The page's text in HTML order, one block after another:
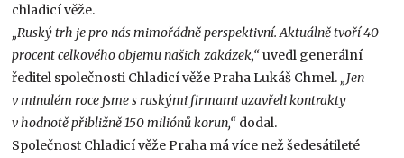
chladicí věže.
„Ruský trh je pro nás mimořádně perspektivní. Aktuálně tvoří 40
procent celkového objemu našich zakázek,“uvedl generální
ředitel společnosti Chladicí věže Praha Lukáš Chmel. „Jen
v minulém roce jsme s ruskými firmami uzavřeli kontrakty
v hodnotě přibližně 150 miliónů korun,“ dodal.
Společnost Chladicí věže Praha má více než šedesátileté